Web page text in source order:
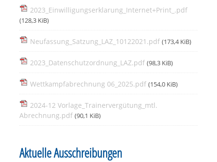
2023_Einwilligungserklarung_Internet+Print_.pdf
(128,3 KiB)
Neufassung_Satzung_LAZ_10122021.pdf (173,4 KiB)
2023_Datenschutzordnung_LAZ.pdf (98,3 KiB)
Wettkampfabrechnung 06_2025.pdf (154,0 KiB)
2024-12 Vorlage_Trainervergütung_mtl.
Abrechnung.pdf (90,1 KiB)
Aktuelle Ausschreibungen